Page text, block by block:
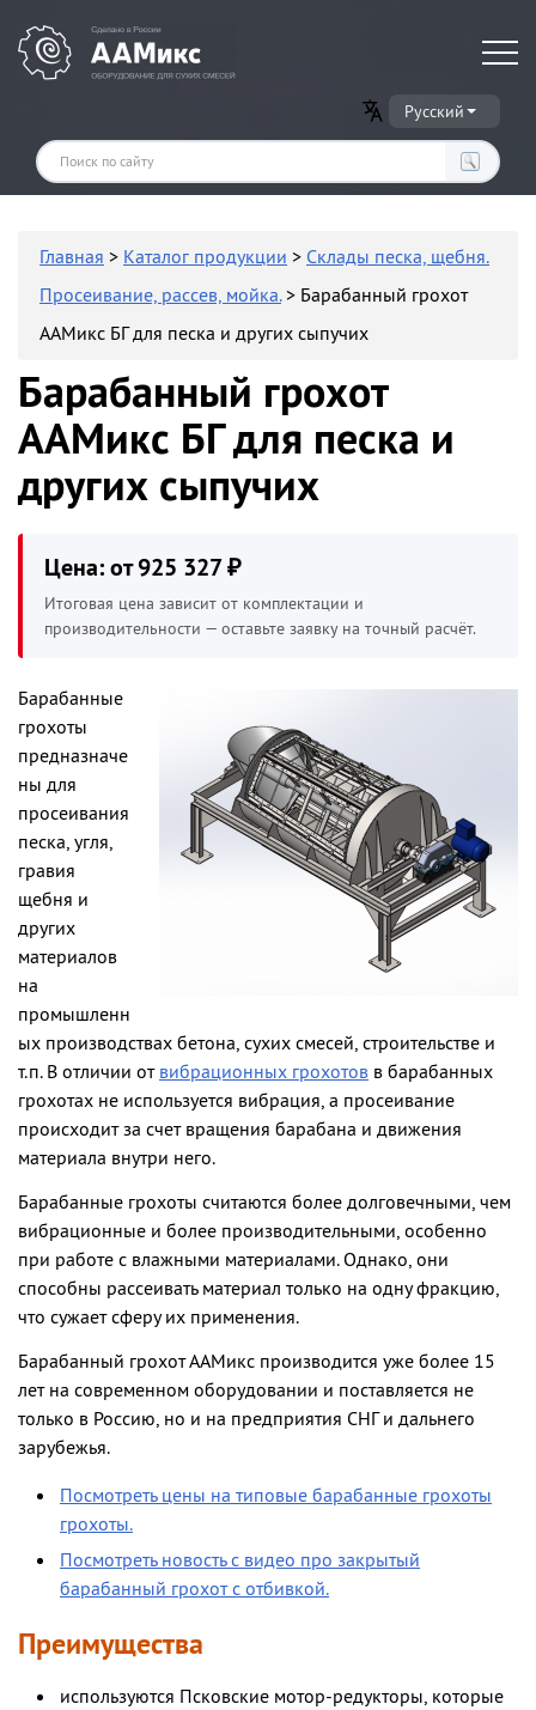
Оборудование для производства сухих строительных смесей
Русский
Главная > Каталог продукции > Склады песка, щебня.
Просеивание, рассев, мойка.> Барабанный грохот
ААМикс БГ для песка и других сыпучих
Барабанный грохот
ААМикс БГ для песка и
других сыпучих
Цена: от 925 327 ₽
Итоговая цена зависит от комплектации и
производительности — оставьте заявку на точный расчёт.
Барабанные
грохоты
предназначе
ны для
просеивания
песка, угля,
гравия
щебня и
других
материалов
на
промышленн
ых производствах бетона, сухих смесей, строительстве и
т.п. В отличии от вибрационных грохотов в барабанных
грохотах не используется вибрация, а просеивание
происходит за счет вращения барабана и движения
материала внутри него.
Барабанные грохоты считаются более долговечными, чем
вибрационные и более производительными, особенно
при работе с влажными материалами. Однако, они
способны рассеивать материал только на одну фракцию,
что сужает сферу их применения.
Барабанный грохот ААМикс производится уже более 15
лет на современном оборудовании и поставляется не
только в Россию, но и на предприятия СНГ и дальнего
зарубежья.
Посмотреть цены на типовые барабанные грохоты
грохоты.
Посмотреть новость с видео про закрытый
барабанный грохот с отбивкой.
Преимущества
используются Псковские мотор-редукторы, которые